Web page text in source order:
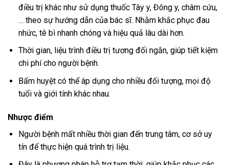
điều trị khác như sử dụng thuốc Tây y, Đông y, châm cứu,
… theo sự hướng dẫn của bác sĩ. Nhằm khắc phục đau
nhức, tê bì nhanh chóng và hiệu quả lâu dài hơn.
Thời gian, liệu trình điều trị tương đối ngắn, giúp tiết kiệm
chi phí cho người bệnh.
Bấm huyệt có thể áp dụng cho nhiều đối tượng, mọi độ
tuổi và giới tính khác nhau.
Nhược điểm
Người bệnh mất nhiều thời gian đến trung tâm, cơ sở uy
tín để thực hiện quá trình trị liệu.